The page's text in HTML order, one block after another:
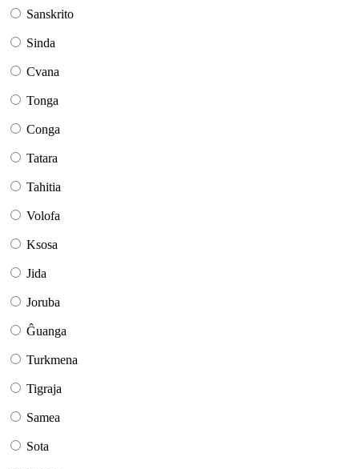
Sanskrito
Sinda
Cvana
Tonga
Conga
Tatara
Tahitia
Volofa
Ksosa
Jida
Joruba
Ĝuanga
Turkmena
Tigraja
Samea
Sota